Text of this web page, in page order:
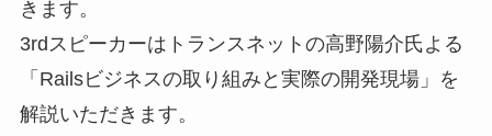
きます。
3rdスピーカーはトランスネットの高野陽介氏よる
「Railsビジネスの取り組みと実際の開発現場」を
解説いただきます。